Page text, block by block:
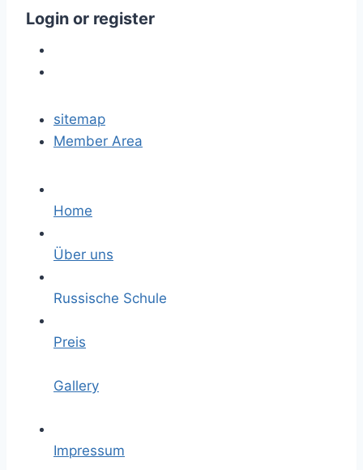
Login or register
sitemap
Member Area
Home
Über uns
Russische Schule
Preis
Gallery
Impressum